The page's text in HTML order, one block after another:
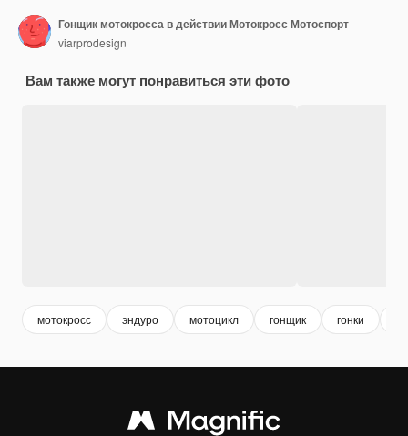
Гонщик мотокросса в действии Мотокросс Мотоспорт
viarprodesign
Вам также могут понравиться эти фото
мотокросс эндуро мотоцикл гонщик гонки